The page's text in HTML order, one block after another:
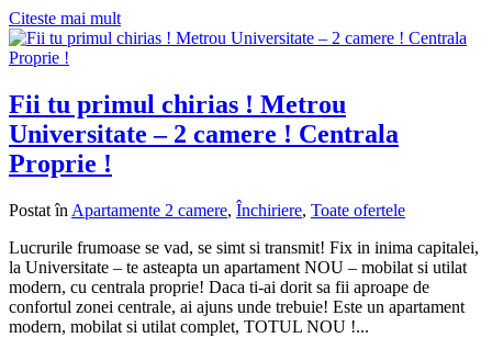
Citeste mai mult
Fii tu primul chirias ! Metrou
Universitate – 2 camere ! Centrala
Proprie !
Postat în Apartamente 2 camere, Închiriere, Toate ofertele
Lucrurile frumoase se vad, se simt si transmit! Fix in inima capitalei,
la Universitate – te asteapta un apartament NOU – mobilat si utilat
modern, cu centrala proprie! Daca ti-ai dorit sa fii aproape de
confortul zonei centrale, ai ajuns unde trebuie! Este un apartament
modern, mobilat si utilat complet, TOTUL NOU !...